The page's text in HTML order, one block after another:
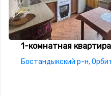
1-комнатная
Бостандыкский р-н,